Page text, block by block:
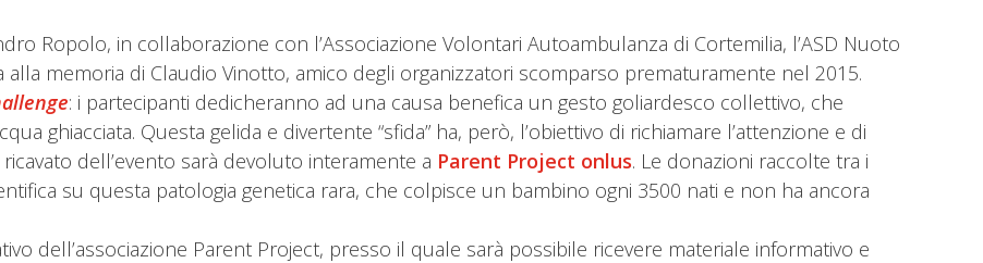
Ropolo, in collaborazione con l’Associazione Volontari Autoambulanza di Cortemilia, l’ASD Nuoto
alla memoria di Claudio Vinotto, amico degli organizzatori scomparso prematuramente nel 2015.
: i partecipanti dedicheranno ad una causa benefica un gesto goliardesco collettivo, che
ghiacciata. Questa gelida e divertente “sfida” ha, però, l’obiettivo di richiamare l’attenzione e di
dell’evento sarà devoluto interamente a Parent Project onlus. Le donazioni raccolte tra i
su questa patologia genetica rara, che colpisce un bambino ogni 3500 nati e non ha ancora
dell’associazione Parent Project, presso il quale sarà possibile ricevere materiale informativo e